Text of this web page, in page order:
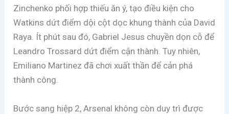
Zinchenko phối hợp thiếu ăn ý, tạo điều kiện cho
Watkins dứt điểm dội cột dọc khung thành của David
Raya. Ít phút sau đó, Gabriel Jesus chuyền dọn cỗ để
Leandro Trossard dứt điểm cận thành. Tuy nhiên,
Emiliano Martinez đã chơi xuất thần để cản phá
thành công.
Bước sang hiệp 2, Arsenal không còn duy trì được